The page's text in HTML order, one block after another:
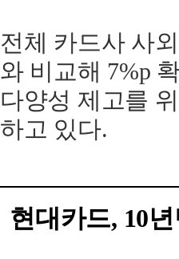
전체 카드사 사
와 비교해 7%p
다양성 제고를
하고 있다.
현대카드, 10